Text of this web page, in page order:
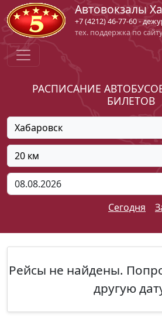
Автовокзалы
+7 (4212) 46-77-60 -
тех. поддержка по
РАСПИСАНИЕ
БИЛЕТОВ
Хабаровск
20 км
Сегодня
Рейсы не найдены.
другую